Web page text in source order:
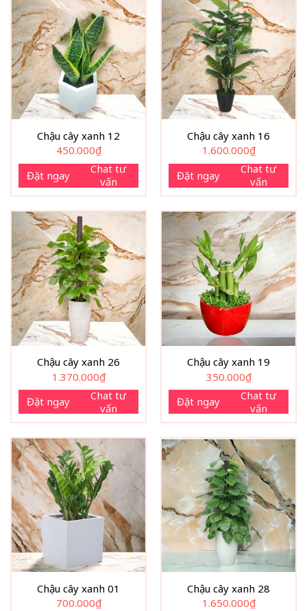
Chậu cây xanh 12
450.000₫
Đặt ngay
Chat tư
vấn
Chậu cây xanh 16
1.600.000₫
Đặt ngay
Chat tư
vấn
Chậu cây xanh 26
1.370.000₫
Đặt ngay
Chat tư
vấn
Chậu cây xanh 19
350.000₫
Đặt ngay
Chat tư
vấn
Chậu cây xanh 01
700.000₫
Chậu cây xanh 28
1.650.000₫